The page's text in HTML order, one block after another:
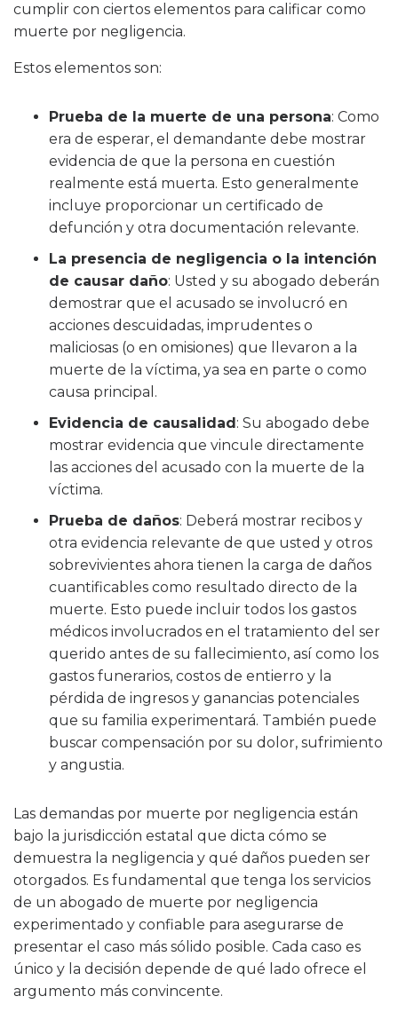
cumplir con ciertos elementos para calificar como
muerte por negligencia.
Estos elementos son:
Prueba de la muerte de una persona: Como
era de esperar, el demandante debe mostrar
evidencia de que la persona en cuestión
realmente está muerta. Esto generalmente
incluye proporcionar un certificado de
defunción y otra documentación relevante.
La presencia de negligencia o la intención
de causar daño: Usted y su abogado deberán
demostrar que el acusado se involucró en
acciones descuidadas, imprudentes o
maliciosas (o en omisiones) que llevaron a la
muerte de la víctima, ya sea en parte o como
causa principal.
Evidencia de causalidad: Su abogado debe
mostrar evidencia que vincule directamente
las acciones del acusado con la muerte de la
víctima.
Prueba de daños: Deberá mostrar recibos y
otra evidencia relevante de que usted y otros
sobrevivientes ahora tienen la carga de daños
cuantificables como resultado directo de la
muerte. Esto puede incluir todos los gastos
médicos involucrados en el tratamiento del ser
querido antes de su fallecimiento, así como los
gastos funerarios, costos de entierro y la
pérdida de ingresos y ganancias potenciales
que su familia experimentará. También puede
buscar compensación por su dolor, sufrimiento
y angustia.
Las demandas por muerte por negligencia están
bajo la jurisdicción estatal que dicta cómo se
demuestra la negligencia y qué daños pueden ser
otorgados. Es fundamental que tenga los servicios
de un abogado de muerte por negligencia
experimentado y confiable para asegurarse de
presentar el caso más sólido posible. Cada caso es
único y la decisión depende de qué lado ofrece el
argumento más convincente.